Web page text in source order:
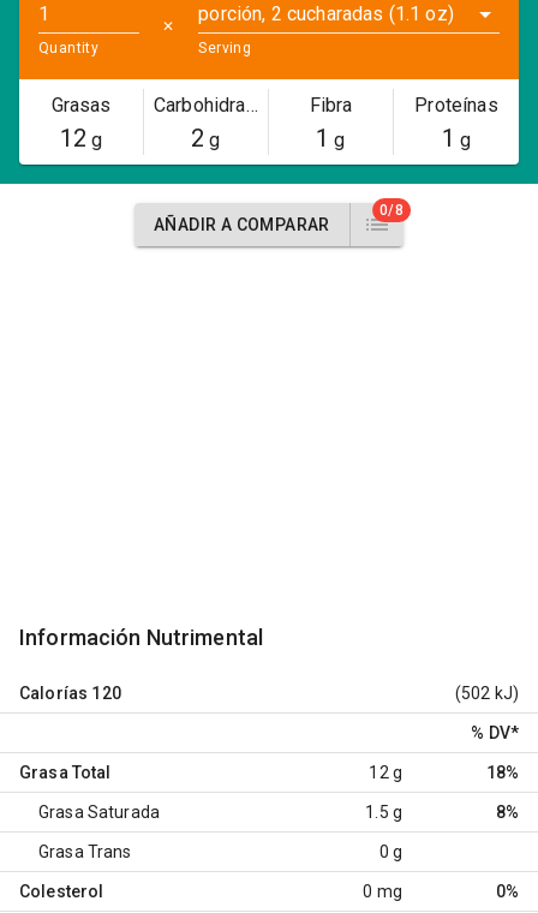
Quantity
✕
porción, 2 cucharadas (1.1 oz)
Serving
Grasas
12 g
Carbohidratos
2 g
Fibra
1 g
Proteínas
1 g
AÑADIR A COMPARAR
0/8
Información Nutrimental
Calorías 120 (502 kJ)
% DV*
Grasa Total 12 g 18%
Grasa Saturada 1.5 g 8%
Grasa Trans 0 g
Colesterol 0 mg 0%